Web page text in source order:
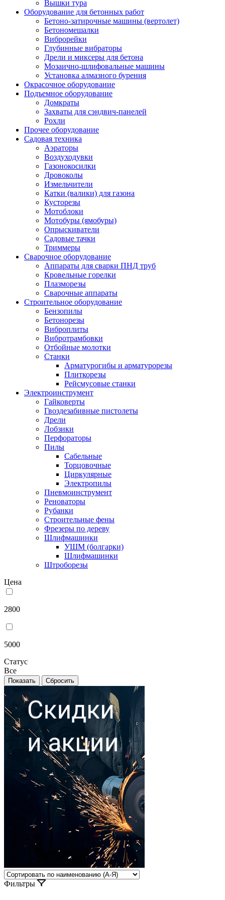
Вышки тура
Оборудование для бетонных работ
Бетоно-затирочные машины (вертолет)
Бетономешалки
Виброрейки
Глубинные вибраторы
Дрели и миксеры для бетона
Мозаично-шлифовальные машины
Установка алмазного бурения
Окрасочное оборудование
Подъемное оборудование
Домкраты
Захваты для сэндвич-панелей
Рохли
Прочее оборудование
Садовая техника
Аэраторы
Воздуходувки
Газонокосилки
Дровоколы
Измельчители
Катки (валики) для газона
Кусторезы
Мотоблоки
Мотобуры (ямобуры)
Опрыскиватели
Садовые тачки
Триммеры
Сварочное оборудование
Аппараты для сварки ПНД труб
Кровельные горелки
Плазморезы
Сварочные аппараты
Строительное оборудование
Бензопилы
Бетонорезы
Виброплиты
Вибротрамбовки
Отбойные молотки
Станки
Арматурогибы и арматурорезы
Плиткорезы
Рейсмусовые станки
Электроинструмент
Гайковерты
Гвоздезабивные пистолеты
Дрели
Лобзики
Перфораторы
Пилы
Сабельные
Торцовочные
Циркулярные
Электропилы
Пневмоинструмент
Реноваторы
Рубанки
Строительные фены
Фрезеры по дереву
Шлифмашинки
УШМ (болгарки)
Шлифмашинки
Штроборезы
Цена
2800
5000
Статус
Все
Фильтры